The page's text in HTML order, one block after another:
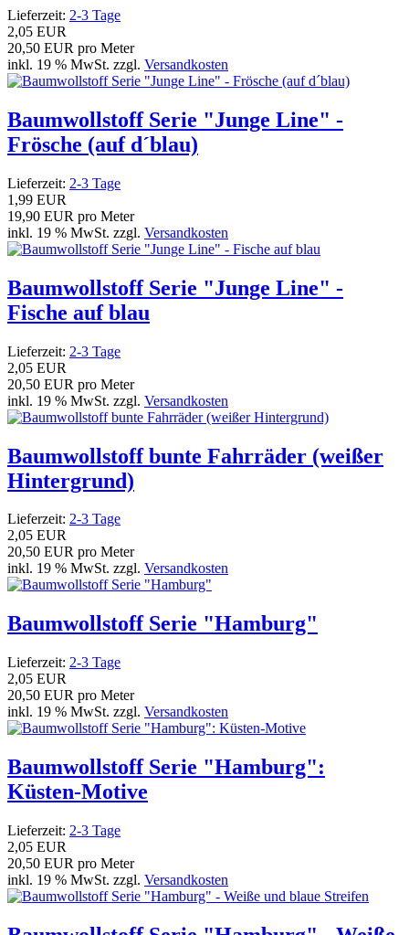
Lieferzeit: 2-3 Tage
2,05 EUR
20,50 EUR pro Meter
inkl. 19 % MwSt. zzgl. Versandkosten
Baumwollstoff Serie "Junge Line" -
Frösche (auf d´blau)
Lieferzeit: 2-3 Tage
1,99 EUR
19,90 EUR pro Meter
inkl. 19 % MwSt. zzgl. Versandkosten
Baumwollstoff Serie "Junge Line" -
Fische auf blau
Lieferzeit: 2-3 Tage
2,05 EUR
20,50 EUR pro Meter
inkl. 19 % MwSt. zzgl. Versandkosten
Baumwollstoff bunte Fahrräder (weißer
Hintergrund)
Lieferzeit: 2-3 Tage
2,05 EUR
20,50 EUR pro Meter
inkl. 19 % MwSt. zzgl. Versandkosten
Baumwollstoff Serie "Hamburg"
Lieferzeit: 2-3 Tage
2,05 EUR
20,50 EUR pro Meter
inkl. 19 % MwSt. zzgl. Versandkosten
Baumwollstoff Serie "Hamburg":
Küsten-Motive
Lieferzeit: 2-3 Tage
2,05 EUR
20,50 EUR pro Meter
inkl. 19 % MwSt. zzgl. Versandkosten